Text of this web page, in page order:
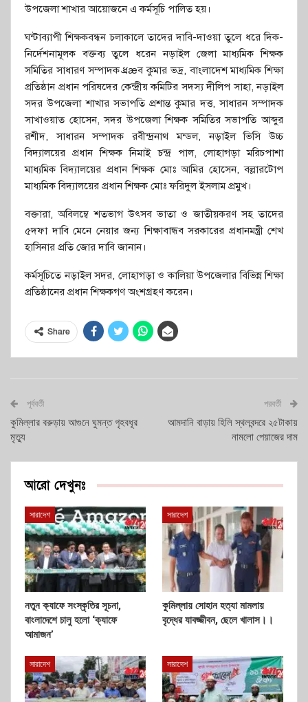
উপজেলা শাখার আয়োজনে এ কর্মসূচি পালিত হয়।
ঘন্টাব্যাপী শিক্ষকবন্ধন চলাকালে তাদের দাবি-দাওয়া তুলে ধরে দিক-
নির্দেশনামূলক বক্তব্য তুলে ধরেন নড়াইল জেলা মাধ্যমিক শিক্ষক
সমিতির সাধারণ সম্পাদক ধ্রæব কুমার ভদ্র, বাংলাদেশ মাধ্যমিক শিক্ষা
প্রতিষ্ঠান প্রধান পরিষদের কেন্দ্রীয় কমিটির সদস্য দীলিপ সাহা, নড়াইল
সদর উপজেলা শাখার সভাপতি প্রশান্ত কুমার দত্ত, সাধারন সম্পাদক
সাখাওয়াত হোসেন, সদর উপজেলা শিক্ষক সমিতির সভাপতি আব্দুর
রশীদ, সাধারন সম্পাদক রবীন্দ্রনাথ মন্ডল, নড়াইল ভিসি উচ্চ
বিদ্যালয়ের প্রধান শিক্ষক নিমাই চন্দ্র পাল, লোহাগড়া মরিচপাশা
মাধ্যমিক বিদ্যালয়ের প্রধান শিক্ষক মোঃ আমির হোসেন, বল্লারটোপ
মাধ্যমিক বিদ্যালয়ের প্রধান শিক্ষক মোঃ ফরিদুল ইসলাম প্রমুখ।
বক্তারা, অবিলম্বে শতভাগ উৎসব ভাতা ও জাতীয়করণ সহ তাদের
৫দফা দাবি মেনে নেয়ার জন্য শিক্ষাবান্ধব সরকারের প্রধানমন্ত্রী শেখ
হাসিনার প্রতি জোর দাবি জানান।
কর্মসূচিতে নড়াইল সদর, লোহাগড়া ও কালিয়া উপজেলার বিভিন্ন শিক্ষা
প্রতিষ্ঠানের প্রধান শিক্ষকগণ অংশগ্রহণ করেন।
Share
পূর্ববর্তী
কুমিল্লার বরুড়ায় আগুনে ঘুমন্ত গৃহবধূর
মৃত্যু
পরবর্তী
আমদানি বাড়ায় হিলি স্থলবন্দরে ২৫টাকায়
নামলো পেয়াজের দাম
আরো দেখুনঃ
সারাদেশ
নতুন ক্যাফে সংস্কৃতির সূচনা,
বাংলাদেশে চালু হলো ‘ক্যাফে
আমাজন’
সারাদেশ
কুমিল্লায় সোহান হত্যা মামলায়
বৃদ্ধের যাবজ্জীবন, ছেলে খালাস।।
সারাদেশ সারাদেশ